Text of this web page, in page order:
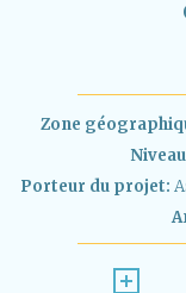
Zone
Porteur du projet: